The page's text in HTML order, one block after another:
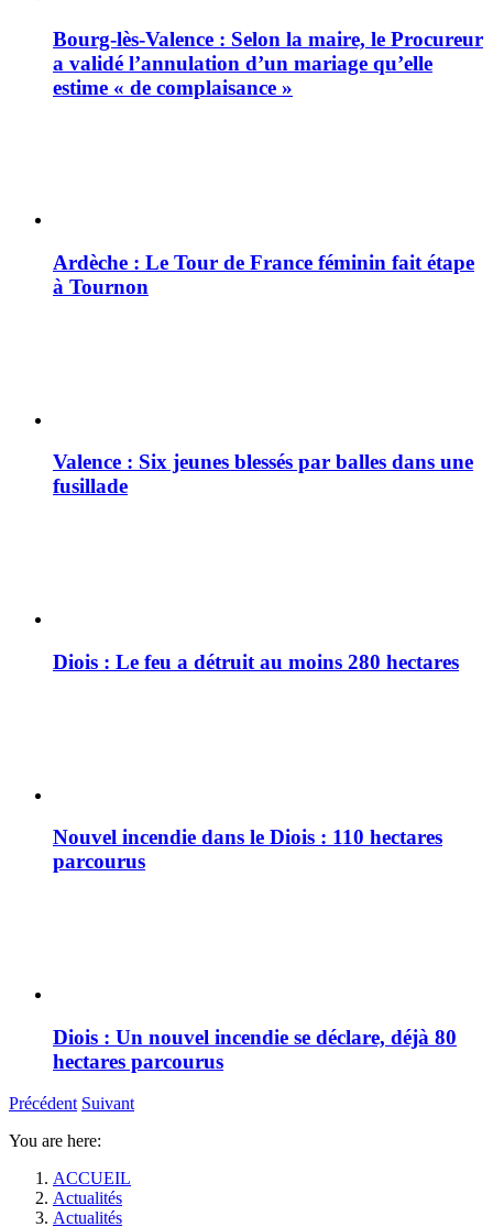
Bourg-lès-Valence : Selon la maire, le Procureur
a validé l’annulation d’un mariage qu’elle
estime « de complaisance »
Ardèche : Le Tour de France féminin fait étape
à Tournon
Valence : Six jeunes blessés par balles dans une
fusillade
Diois : Le feu a détruit au moins 280 hectares
Nouvel incendie dans le Diois : 110 hectares
parcourus
Diois : Un nouvel incendie se déclare, déjà 80
hectares parcourus
Précédent Suivant
You are here:
ACCUEIL
Actualités
Actualités